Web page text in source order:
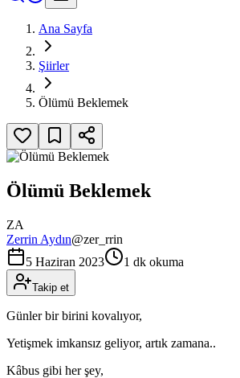
Ana Sayfa
Şiirler
Ölümü Beklemek
Ölümü Beklemek
ZA
Zerrin Aydın@zer_rrin
5 Haziran 2023
1 dk okuma
Takip et
Günler bir birini kovalıyor,
Yetişmek imkansız geliyor, artık zamana..
Kâbus gibi her şey,